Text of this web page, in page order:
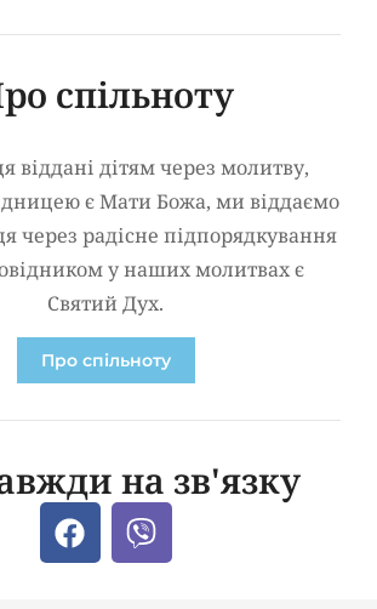
спільноту
віддані дітям через молитву,
є Мати Божа, ми віддаємо
через радісне підпорядкування
у наших молитвах є
Святий Дух.
Про спільноту
на зв'язку